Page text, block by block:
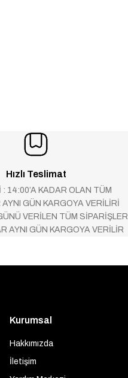
Hızlı Teslimat
: 14:00’A KADAR OLAN TÜM
GÜN KARGOYA VERİLİRİ
VERİLEN TÜM SİPARİŞLER
AYNI GÜN KARGOYA VERİLİR
Kurumsal
Hakkımızda
İletişim